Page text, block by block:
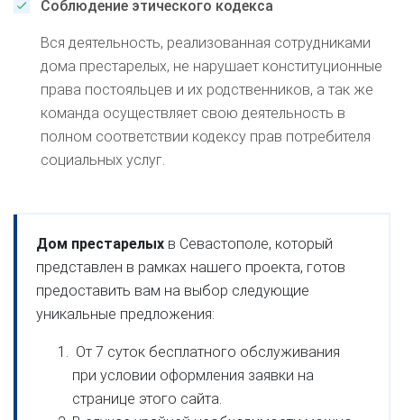
Соблюдение этического кодекса
Вся деятельность, реализованная сотрудниками
дома престарелых, не нарушает конституционные
права постояльцев и их родственников, а так же
команда осуществляет свою деятельность в
полном соответствии кодексу прав потребителя
социальных услуг.
Дом престарелых в Севастополе, который
представлен в рамках нашего проекта, готов
предоставить вам на выбор следующие
уникальные предложения:
От 7 суток бесплатного обслуживания
при условии оформления заявки на
странице этого сайта.